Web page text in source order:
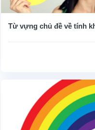
Từ vựng chủ đề về tính